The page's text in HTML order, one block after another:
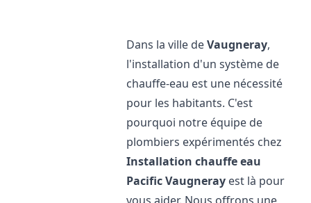
Dans la ville deVaugneray,
l'installation d'un système de
chauffe-eau est une nécessité
pour les habitants. C'est
pourquoi notre équipe de
plombiers expérimentés chez
Installation chauffe eau
PacificVaugneray est là pour